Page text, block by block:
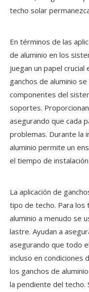
techo solar
En términos de las
de aluminio en los
juegan un papel crucial
ganchos de aluminio
componentes del
soportes.
asegurando que cada
problemas. Durante la
aluminio permite un
el tiempo de
La aplicación de
tipo de techo. Para los
aluminio a menudo se
lastre. Ayudan a
asegurando que todo
incluso en condiciones
los ganchos de
la pendiente del